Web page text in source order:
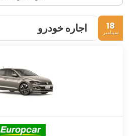
18
سپتامبر اجاره خودرو